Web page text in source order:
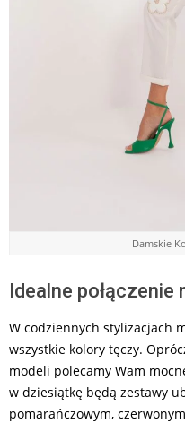
Damskie
Idealne połączenie
W codziennych stylizacjach
wszystkie kolory tęczy.
modeli polecamy Wam
w dziesiątkę będą zestawy
pomarańczowym,